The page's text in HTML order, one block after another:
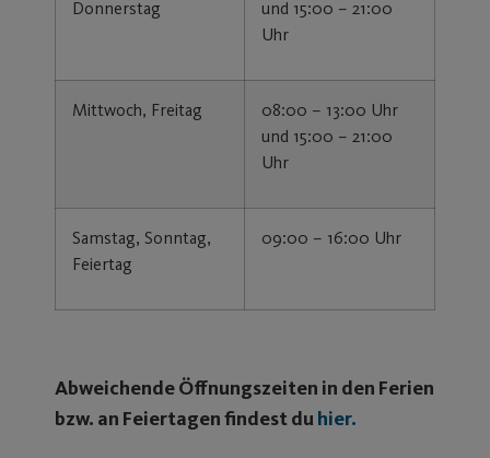
Donnerstag
und 15:00 – 21:00
Uhr
Mittwoch, Freitag
08:00 – 13:00 Uhr
und 15:00 – 21:00
Uhr
Samstag, Sonntag,
Feiertag
09:00 – 16:00 Uhr
Abweichende Öffnungszeiten in den Ferien
bzw. an Feiertagen findest du hier.